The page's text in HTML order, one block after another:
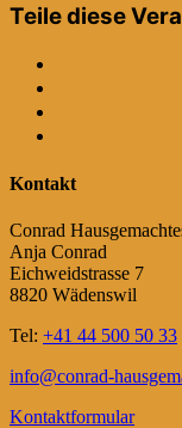
Teile diese
Kontakt
Conrad
Anja Conrad
Eichweidstrasse 7
8820 Wädenswil
Tel: +41 44 500 50 33
info@conrad-
Kontaktformular